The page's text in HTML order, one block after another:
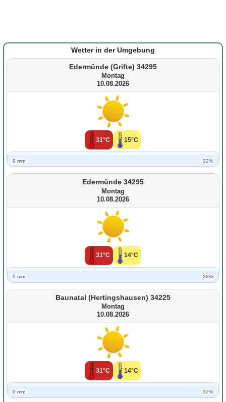
Wetter in der Umgebung
Edermünde (Grifte) 34295
Montag
10.08.2026
31°C 15°C
0 mm 32%
Edermünde 34295
Montag
10.08.2026
31°C 14°C
0 mm 32%
Baunatal (Hertingshausen) 34225
Montag
10.08.2026
31°C 14°C
0 mm 32%